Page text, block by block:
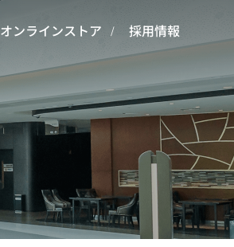
オンラインストア 採用情報